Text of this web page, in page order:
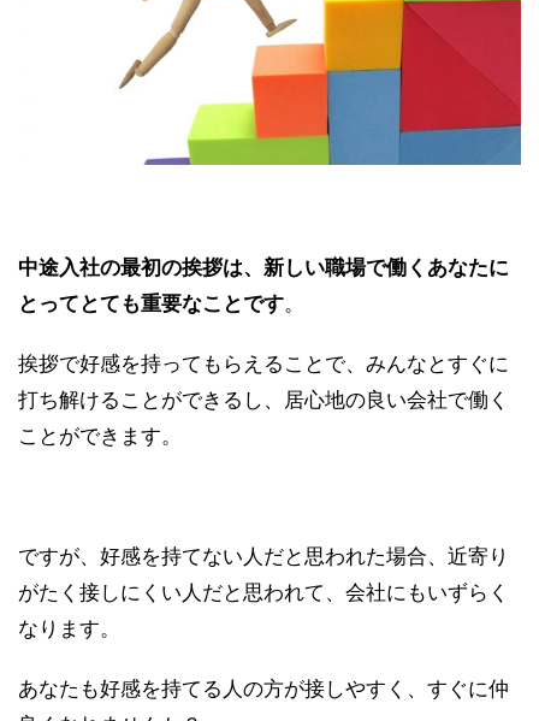
中途入社の最初の挨拶は、新しい職場で働くあなたに
とってとても重要なことです。
挨拶で好感を持ってもらえることで、みんなとすぐに
打ち解けることができるし、居心地の良い会社で働く
ことができます。
ですが、好感を持てない人だと思われた場合、近寄り
がたく接しにくい人だと思われて、会社にもいずらく
なります。
あなたも好感を持てる人の方が接しやすく、すぐに仲